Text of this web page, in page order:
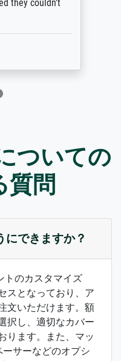
they couldn't
ついての
質問
にできますか？
トのカスタマイズ
スとなっており、ア
文いただけます。額
択し、適切なカバー
ります。また、マッ
ーサーなどのオプシ